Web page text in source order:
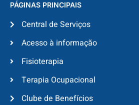
PÁGINAS PRINCIPAIS
Central de Serviços
Acesso à informação
Fisioterapia
Terapia Ocupacional
Clube de Benefícios